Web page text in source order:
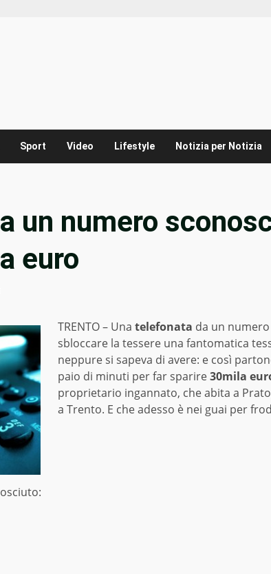
Sport Video Lifestyle Notizia per Notizia
un numero
euro
TRENTO – Una telefonata da un
sbloccare la tessere una fantomatica
neppure si sapeva di avere: e così
paio di minuti per far sparire30mila
proprietario ingannato, che abita a
a Trento. E che adesso è nei guai per